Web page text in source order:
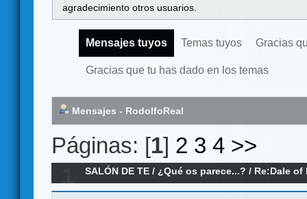
agradecimiento otros usuarios.
Mensajes tuyos Temas tuyos Gracias
Gracias que tu has dado en los temas
Mensajes - RodolfoReal
Páginas: [1] 2 3 4 >>
SALÓN DE TE /¿Qué os parece...? / Re:Dale of
mercaderes ¿Qué os parece...?